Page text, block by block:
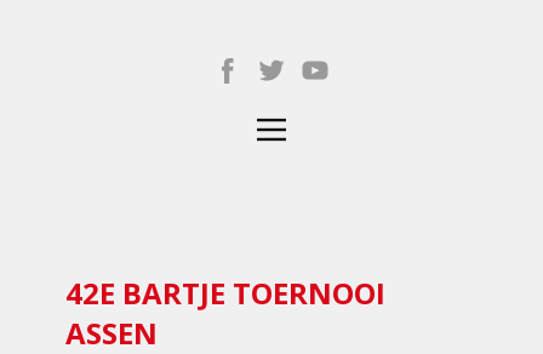
42E BARTJE TOERNOOI
ASSEN